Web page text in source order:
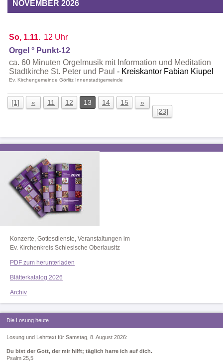
NOVEMBER 2026
So, 1.11. 12 Uhr
Orgel ° Punkt-12
ca. 60 Minuten Orgelmusik mit Information und Meditation
Stadtkirche St. Peter und Paul
Kreiskantor Fabian Kiupel
Ev. Kirchengemeinde Görlitz Innenstadtgemeinde
[1] « 11 12 13 14 15
»
[23]
Konzerte, Gottesdienste, Veranstaltungen im
Ev. Kirchenkreis Schlesische Oberlausitz
PDF zum herunterladen
Blätterkatalog 2026
Archiv
Die Losung heute
Losung und Lehrtext für Samstag, 8. August 2026:
Du bist der Gott, der mir hilft; täglich harre ich auf dich.
Psalm 25,5